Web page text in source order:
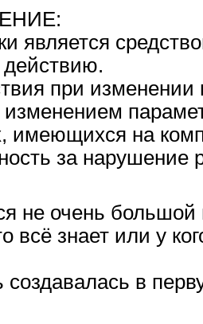
является
действию.
при изменении
имеющихся на
за
не очень
всё знает или у
создавалась в